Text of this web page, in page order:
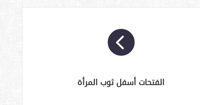
الفتحات أسفل ثوب المرأة